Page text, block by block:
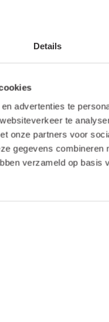
Details
advertenties te
te
onze partners voor
gegevens combineren
verzameld op basis